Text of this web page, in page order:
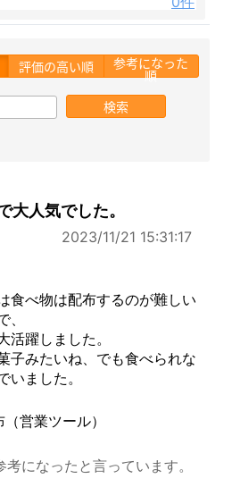
評価の高い順 参考になった
順
検索
大人気でした。
2023/11/21 15:31:17
食べ物は配布するのが難しい
活躍しました。
子みたいね、でも食べられな
いました。
営業ツール）
考になったと言っています。